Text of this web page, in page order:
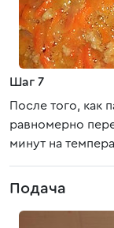
Шаг 7
После того, как
равномерно
минут на
Подача